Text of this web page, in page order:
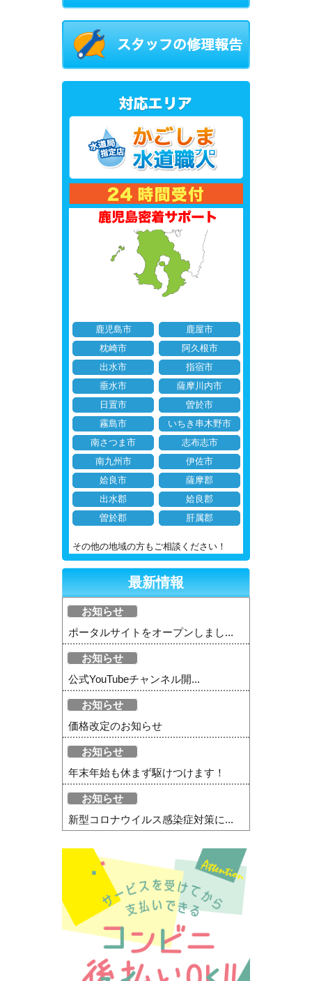
鹿児島市
鹿屋市
枕崎市
阿久根市
出水市
指宿市
垂水市
薩摩川内市
日置市
曽於市
霧島市
いちき串木野市
南さつま市
志布志市
南九州市
伊佐市
姶良市
薩摩郡
出水郡
姶良郡
曽於郡
肝属郡
その他の地域の方もご相談ください！
最新情報
お知らせ
ポータルサイトをオープンしまし...
お知らせ
公式YouTubeチャンネル開...
お知らせ
価格改定のお知らせ
お知らせ
年末年始も休まず駆けつけます！
お知らせ
新型コロナウイルス感染症対策に...